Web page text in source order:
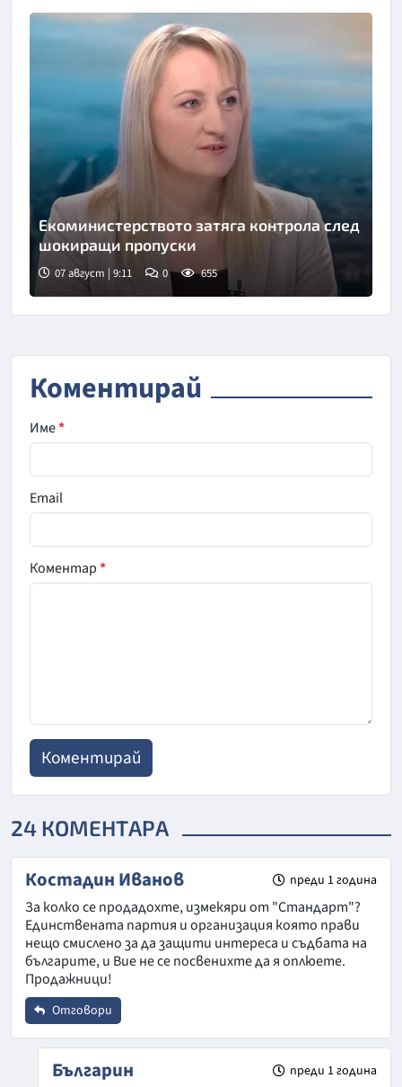
Снимка: бТВ
Екоминистерството затяга контрола след
шокиращи пропуски
07 август | 9:11 0 655
Коментирай
Име*
Email
Коментар*
24 КОМЕНТАРА
Костадин Иванов
преди 1 година
За колко се продадохте, измекяри от "Стандарт"?
Единствената партия и организация която прави
нещо смислено за да защити интереса и съдбата на
българите, и Вие не се посвенихте да я оплюете.
Продажници!
Отговори
Българин преди 1 година